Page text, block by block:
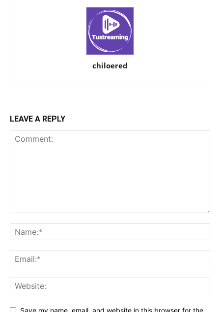
chiloered
LEAVE A REPLY